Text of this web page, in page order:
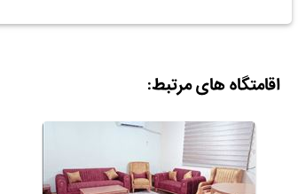
اقامتگاه های مرتبط: